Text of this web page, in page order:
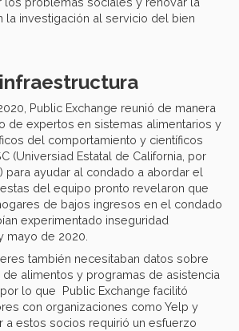
la investigación al servicio del bien
Public Exchange reunió de manera
de expertos en sistemas alimentarios y
del comportamiento y científicos
(Universiad Estatal de California, por
para ayudar al condado a abordar el
del equipo pronto revelaron que
de bajos ingresos en el condado
experimentado inseguridad
mayo de 2020.
también necesitaban datos sobre
alimentos y programas de asistencia
lo que Public Exchange facilitó
con organizaciones como Yelp y
a estos socios requirió un esfuerzo